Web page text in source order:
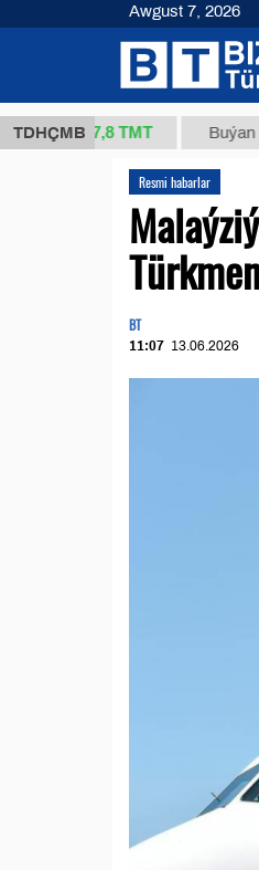
TDHÇMB
37,8 ТМТ Buýan
Resmi habarlar
BT
11:07 13.06.2026
Awgust 7, 2026